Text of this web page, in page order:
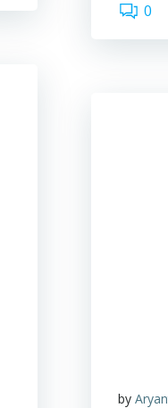
0
by